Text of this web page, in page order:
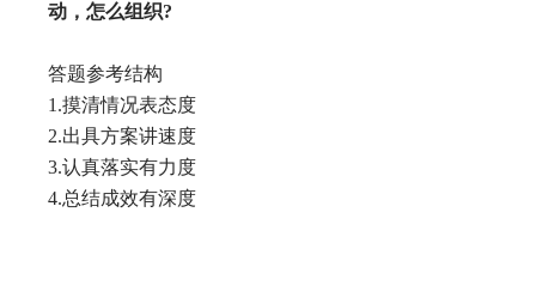
动，怎么组织?
答题参考结构
1.摸清情况表态度
2.出具方案讲速度
3.认真落实有力度
4.总结成效有深度